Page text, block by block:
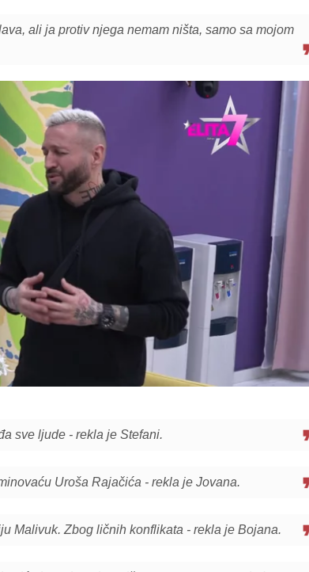
ali ja protiv njega nemam ništa, samo sa mojom
sve ljude - rekla je Stefani.
Uroša Rajačića - rekla je Jovana.
Malivuk. Zbog ličnih konflikata - rekla je Bojana.